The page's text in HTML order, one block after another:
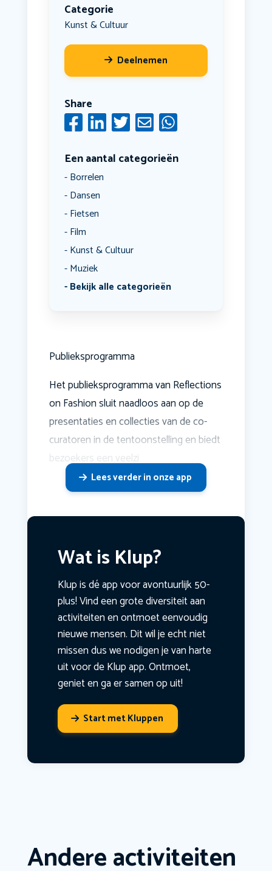
Categorie
Kunst & Cultuur
Deelnemen
Share
Een aantal categorieën
Borrelen
Dansen
Fietsen
Film
Kunst & Cultuur
Muziek
Bekijk alle categorieën
Publieksprogramma
Het publieksprogramma van Reflections
on Fashion sluit naadloos aan op de
presentaties en collecties van de co-
curatoren in de tentoonstelling en biedt
bezoekers een veelzi
Lees verder in onze app
Wat is Klup?
Klup is dé app voor avontuurlijk 50-
plus! Vind een grote diversiteit aan
activiteiten en ontmoet eenvoudig
nieuwe mensen. Dit wil je echt niet
missen dus we nodigen je van harte
uit voor de Klup app. Ontmoet,
geniet en ga er samen op uit!
Start met Kluppen
Andere activiteiten